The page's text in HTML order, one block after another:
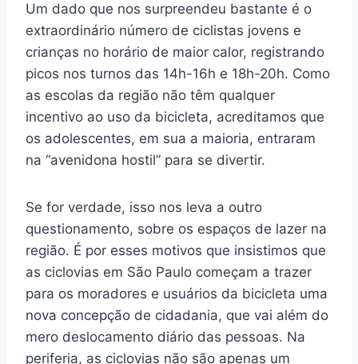
Um dado que nos surpreendeu bastante é o
extraordinário número de ciclistas jovens e
crianças no horário de maior calor, registrando
picos nos turnos das 14h-16h e 18h-20h. Como
as escolas da região não têm qualquer
incentivo ao uso da bicicleta, acreditamos que
os adolescentes, em sua a maioria, entraram
na “avenidona hostil” para se divertir.
Se for verdade, isso nos leva a outro
questionamento, sobre os espaços de lazer na
região. É por esses motivos que insistimos que
as ciclovias em São Paulo começam a trazer
para os moradores e usuários da bicicleta uma
nova concepção de cidadania, que vai além do
mero deslocamento diário das pessoas. Na
periferia, as ciclovias não são apenas um